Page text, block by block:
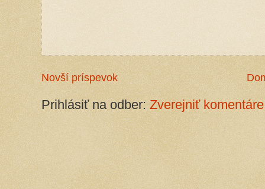
Novší príspevok
Prihlásiť na odber: Zverejniť